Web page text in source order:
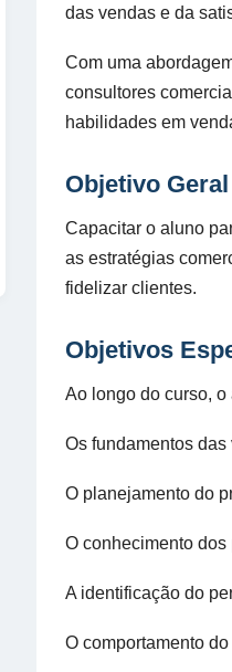
das vendas e da
Com uma
consultores
habilidades em
Objetivo Geral
Capacitar o aluno
as estratégias
fidelizar clientes.
Objetivos
Ao longo do curso,
Os fundamentos
O planejamento do
O conhecimento
A identificação do
O comportamento